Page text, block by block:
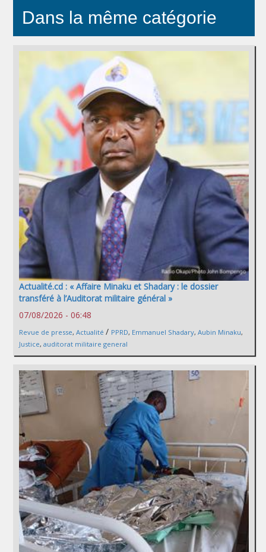
Dans la même catégorie
Actualité.cd : « Affaire Minaku et Shadary : le dossier
transféré à l’Auditorat militaire général »
07/08/2026 - 06:48
Revue de presse, Actualité / PPRD, Emmanuel Shadary, Aubin Minaku,
Justice, auditorat militaire general